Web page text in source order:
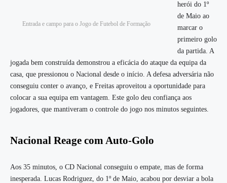
Entrada e campo para o Jogo de Futebol de Formação
herói do 1º
de Maio ao
marcar o
primeiro golo
da partida. A
jogada bem construída demonstrou a eficácia do ataque da equipa da
casa, que pressionou o Nacional desde o início. A defesa adversária não
conseguiu conter o avanço, e Freitas aproveitou a oportunidade para
colocar a sua equipa em vantagem. Este golo deu confiança aos
jogadores, que mantiveram o controle do jogo nos minutos seguintes.
Nacional Reage com Auto-Golo
Aos 35 minutos, o CD Nacional conseguiu o empate, mas de forma
inesperada. Lucas Rodriguez, do 1º de Maio, acabou por desviar a bola